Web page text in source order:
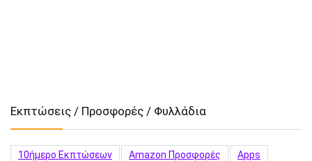
Εκπτώσεις / Προσφορές / Φυλλάδια
10ήμερο Εκπτώσεων Amazon Προσφορές
Apps